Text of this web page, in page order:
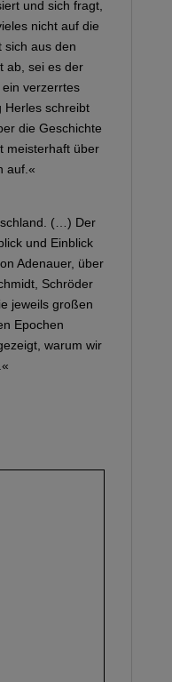
und sich fragt,
nicht auf die
sich aus den
ab, sei es der
verzerrtes
Herles schreibt
die Geschichte
meisterhaft über
auf.«
(…) Der
und Einblick
Adenauer, über
Schröder
jeweils großen
Epochen
warum wir